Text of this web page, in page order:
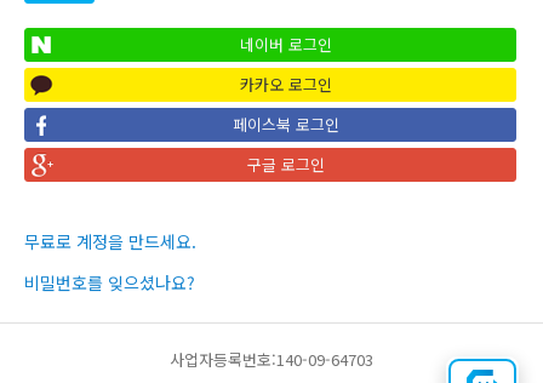
네이버 로그인
카카오 로그인
페이스북 로그인
구글 로그인
무료로 계정을 만드세요.
비밀번호를 잊으셨나요?
사업자등록번호:140-09-64703